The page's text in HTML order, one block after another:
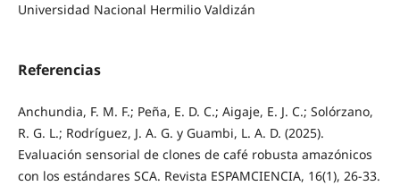
Universidad Nacional Hermilio Valdizán
Referencias
Anchundia, F. M. F.; Peña, E. D. C.; Aigaje, E. J. C.; Solórzano,
R. G. L.; Rodríguez, J. A. G. y Guambi, L. A. D. (2025).
Evaluación sensorial de clones de café robusta amazónicos
con los estándares SCA. Revista ESPAMCIENCIA, 16(1), 26-33.